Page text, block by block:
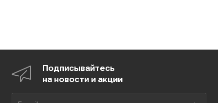
Подписывайтесь
на новости и акции